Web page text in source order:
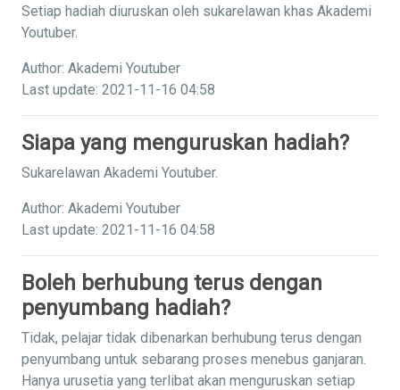
Setiap hadiah diuruskan oleh sukarelawan khas Akademi
Youtuber.
Author: Akademi Youtuber
Last update: 2021-11-16 04:58
Siapa yang menguruskan hadiah?
Sukarelawan Akademi Youtuber.
Author: Akademi Youtuber
Last update: 2021-11-16 04:58
Boleh berhubung terus dengan
penyumbang hadiah?
Tidak, pelajar tidak dibenarkan berhubung terus dengan
penyumbang untuk sebarang proses menebus ganjaran.
Hanya urusetia yang terlibat akan menguruskan setiap